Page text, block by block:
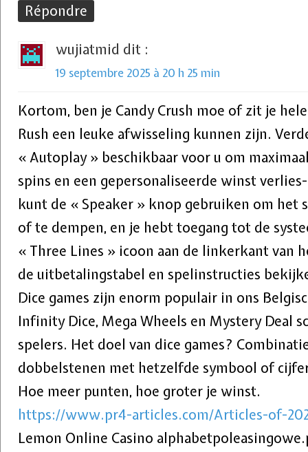
Répondre
wujiatmid dit :
19 septembre 2025 à 20 h 25 min
Kortom, ben je Candy Crush moe of zit je
Rush een leuke afwisseling kunnen zijn.
« Autoplay » beschikbaar voor u om
spins en een gepersonaliseerde winst
kunt de « Speaker » knop gebruiken om het
of te dempen, en je hebt toegang tot de
« Three Lines » icoon aan de linkerkant van
de uitbetalingstabel en spelinstructies
Dice games zijn enorm populair in ons
Infinity Dice, Mega Wheels en Mystery Deal
spelers. Het doel van dice games?
dobbelstenen met hetzelfde symbool of
Hoe meer punten, hoe groter je winst.
https://www.pr4-articles.com/Articles-of-
Lemon Online Casino